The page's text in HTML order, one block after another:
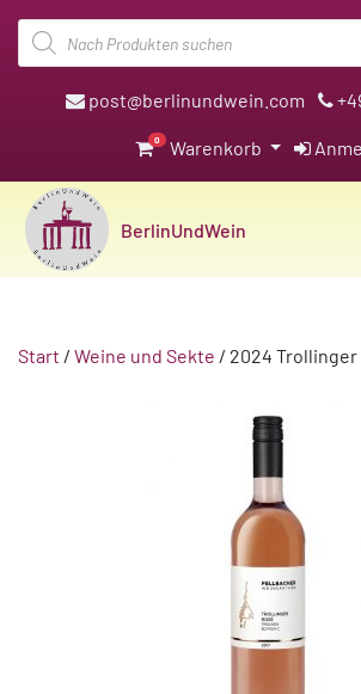
Products
search
post@berlinundwein.com
0 Warenkorb
BerlinUndWein
Start / Weine und Sekte / 2024 Trollinger